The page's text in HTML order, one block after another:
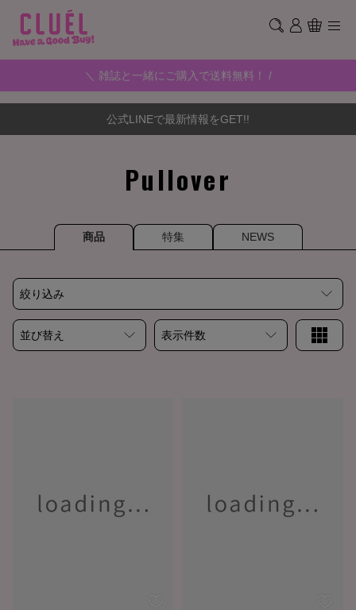
＼ 雑誌と一緒にご購入で送料無料！ /
公式LINEで最新情報をGET!!
Pullover
商品 特集 NEWS
絞り込み
並び替え 表示件数